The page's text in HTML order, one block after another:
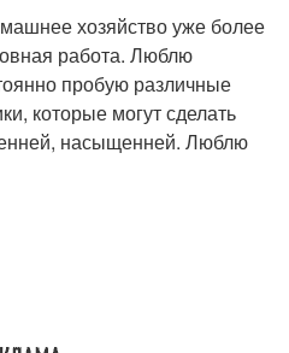
хозяйство уже более
работа. Люблю
пробую различные
которые могут сделать
насыщенней. Люблю